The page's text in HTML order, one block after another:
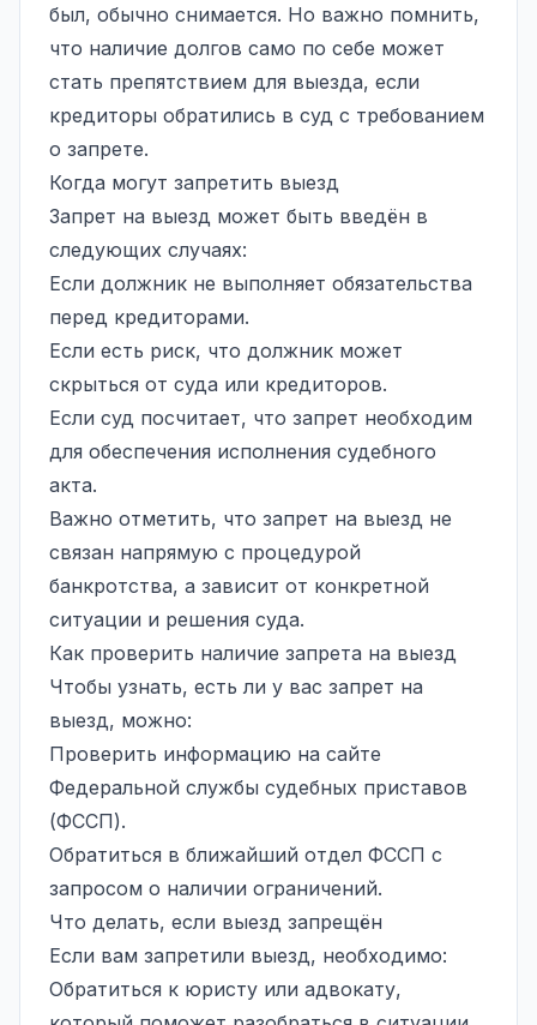
был, обычно снимается. Но важно помнить,
что наличие долгов само по себе может
стать препятствием для выезда, если
кредиторы обратились в суд с требованием
о запрете.
Когда могут запретить выезд
Запрет на выезд может быть введён в
следующих случаях:
Если должник не выполняет обязательства
перед кредиторами.
Если есть риск, что должник может
скрыться от суда или кредиторов.
Если суд посчитает, что запрет необходим
для обеспечения исполнения судебного
акта.
Важно отметить, что запрет на выезд не
связан напрямую с процедурой
банкротства, а зависит от конкретной
ситуации и решения суда.
Как проверить наличие запрета на выезд
Чтобы узнать, есть ли у вас запрет на
выезд, можно:
Проверить информацию на сайте
Федеральной службы судебных приставов
(ФССП).
Обратиться в ближайший отдел ФССП с
запросом о наличии ограничений.
Что делать, если выезд запрещён
Если вам запретили выезд, необходимо:
Обратиться к юристу или адвокату,